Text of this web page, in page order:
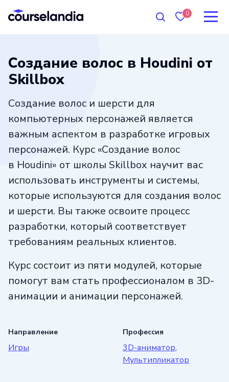
0
Создание волос в Houdini от
Skillbox
Создание волос и шерсти для
компьютерных персонажей является
важным аспектом в разработке игровых
персонажей. Курс «Создание волос
в Houdini» от школы Skillbox научит вас
использовать инструменты и системы,
которые используются для создания волос
и шерсти. Вы также освоите процесс
разработки, который соответствует
требованиям реальных клиентов.
Курс состоит из пяти модулей, которые
помогут вам стать профессионалом в 3D-
анимации и анимации персонажей.
взаимодействовать с работодателями
и успешно выполнять задачи.
В процессе обучения вы будете
Направление
Игры
Профессия
3D-аниматор,
Мультипликатор